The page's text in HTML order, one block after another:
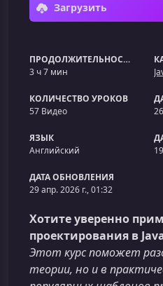
Загрузить
ПРОДОЛЖИТЕЛЬНОСТЬ
3 ч 7 мин
КОЛИЧЕСТВО УРОКОВ
57 Видео
ЯЗЫК
Английский
ДАТА ОБНОВЛЕНИЯ
29 апр. 2026 г., 01:32
Хотите уверенно
проектирования в
Этот курс поможет
теории, но и в